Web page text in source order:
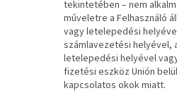
tekintetében – nem
műveletre a Felhasználó
vagy letelepedési
számlavezetési helyével,
letelepedési helyével
fizetési eszköz Unión
kapcsolatos okok miatt.